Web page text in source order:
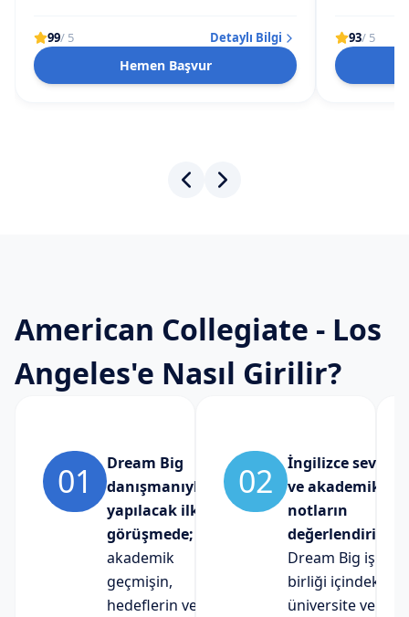
99/ 5 Detaylı Bilgi
Hemen Başvur
93/ 5
American Collegiate - Los
Angeles'e Nasıl Girilir?
01
Dream Big
danışmanıyla
yapılacak ilk
görüşmede;
akademik
geçmişin,
hedeflerin ve
02
İngilizce seviyen
ve akademik
notların
Dream Big iş
birliği içindeki
üniversite ve